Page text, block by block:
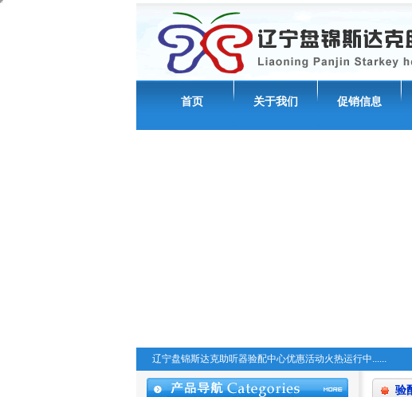
首页 关于我们 促销信息
辽宁盘锦斯达克助听器验配中心优惠活动火热运行中......
验